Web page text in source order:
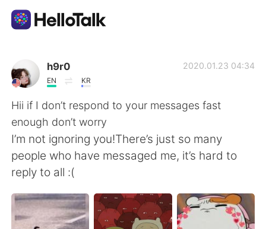
AI Grammar Checker
日本語
English
繁體中文 Español
h9r0
EN KR
2020.01.23 04:34
Hii if I don’t respond to your messages fast
enough don’t worry
I’m not ignoring you!There’s just so many
people who have messaged me, it’s hard to
reply to all :(